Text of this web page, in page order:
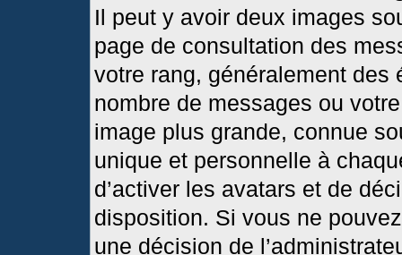
Il peut y avoir deux images
page de consultation des
votre rang, généralement
nombre de messages ou
image plus grande, connue
unique et personnelle à
d’activer les avatars et de
disposition. Si vous ne
une décision de